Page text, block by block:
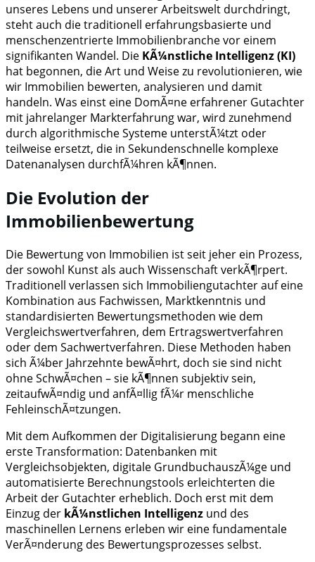
unseres Lebens und unserer Arbeitswelt durchdringt,
steht auch die traditionell erfahrungsbasierte und
menschenzentrierte Immobilienbranche vor einem
signifikanten Wandel. Die KÃ¼nstliche Intelligenz (KI)
hat begonnen, die Art und Weise zu revolutionieren, wie
wir Immobilien bewerten, analysieren und damit
handeln. Was einst eine DomÃ¤ne erfahrener Gutachter
mit jahrelanger Markterfahrung war, wird zunehmend
durch algorithmische Systeme unterstÃ¼tzt oder
teilweise ersetzt, die in Sekundenschnelle komplexe
Datenanalysen durchfÃ¼hren kÃ¶nnen.
Die Evolution der
Immobilienbewertung
Die Bewertung von Immobilien ist seit jeher ein Prozess,
der sowohl Kunst als auch Wissenschaft verkÃ¶rpert.
Traditionell verlassen sich Immobiliengutachter auf eine
Kombination aus Fachwissen, Marktkenntnis und
standardisierten Bewertungsmethoden wie dem
Vergleichswertverfahren, dem Ertragswertverfahren
oder dem Sachwertverfahren. Diese Methoden haben
sich Ã¼ber Jahrzehnte bewÃ¤hrt, doch sie sind nicht
ohne SchwÃ¤chen – sie kÃ¶nnen subjektiv sein,
zeitaufwÃ¤ndig und anfÃ¤llig fÃ¼r menschliche
FehleinschÃ¤tzungen.
Mit dem Aufkommen der Digitalisierung begann eine
erste Transformation: Datenbanken mit
Vergleichsobjekten, digitale GrundbuchauszÃ¼ge und
automatisierte Berechnungstools erleichterten die
Arbeit der Gutachter erheblich. Doch erst mit dem
Einzug der kÃ¼nstlichen Intelligenz und des
maschinellen Lernens erleben wir eine fundamentale
VerÃ¤nderung des Bewertungsprozesses selbst.